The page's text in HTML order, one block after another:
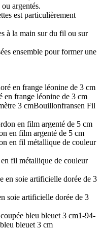
argentés.
est particulièrement
à la main sur du fil ou sur
ensemble pour former une
en frange léonine de 3 cm
Bouillonfransen Fil
en film argenté de 5 cm
fil métallique de couleur
soie artificielle dorée de 3
1-94-
bleuet 3 cm